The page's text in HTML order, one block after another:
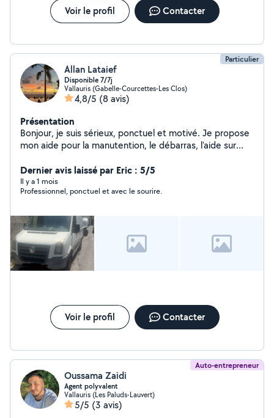
Voir le profil Contacter
Particulier
Allan Lataief
Disponible 7/7j
Vallauris (Gabelle-Courcettes-Les Clos)
4,8/5 (8 avis)
Présentation
Bonjour, je suis sérieux, ponctuel et motivé. Je propose
mon aide pour la manutention, le débarras, l'aide sur
tarifs raisonnables. Disponible rapidement sur Nice,
Antibes, Cannes, Monaco et alentours. En contre partie
le soir je suis monteur pneu à domicile en cas de
tous du soutien et de votre confiance
Dernier avis laissé par Eric : 5/5
Il y a 1 mois
Professionnel, ponctuel et avec le sourire.
Voir le profil Contacter
Auto-entrepreneur
Oussama Zaidi
Agent polyvalent
Vallauris (Les Paluds-Lauvert)
5/5 (3 avis)